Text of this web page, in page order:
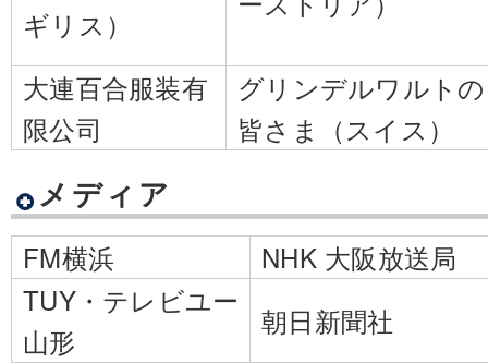
ギリス）
大連百合服装有
限公司
グリンデルワルトの
皆さま（スイス）
メディア
FM横浜
NHK 大阪放送局
TUY・テレビユー
山形
朝日新聞社